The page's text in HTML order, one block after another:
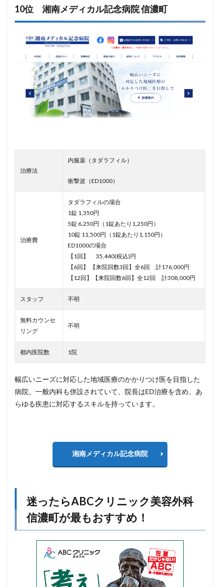
10位 湘南メディカル記念病院 信濃町
治療法
内服薬（タダラフィル）
衝撃波（ED1000）
治療費
タダラフィルの場合
1錠 1,350円
5錠 6,250円（1錠あたり1,250円）
10錠 11,500円（1錠あたり1,150円）
ED1000の場合
【1回】 35,440(税込)円
【6回】 【来院回数3回】全6回 計176,000円
【12回】【来院回数6回】全12回 計308,000円
スタッフ 不明
無料カウンセ
リング
不明
都内医院数 1院
幅広いニーズに対応した地域医療のかかりつけ医を目指した
病院。一般内科も併設されていて、院長はED治療を含め、あ
らゆる疾患に対応するスキルを持っています。
湘南メディカル記念病院
迷ったらABCクリニック美容外科
信濃町が最もおすすめ！